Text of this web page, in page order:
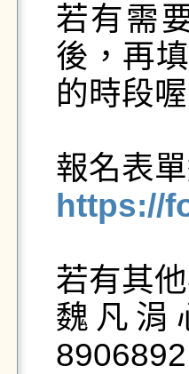
若有需
後，再
的時段喔
https://
若有其
魏凡涓
8906892